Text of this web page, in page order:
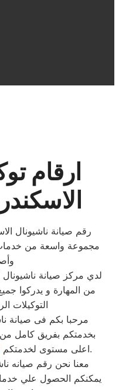
ارقام
رقم صيانة ناشيونال
مجموعة واسعة من خدمات
من المهارة و يدركوا
التوكيلات
مرحبا بكم فى صيانة
بخدمتكم بفريق كامل من
اعلى مستوى لخدمتكم.
معنا نحن رقم صيانه
يمكنكم الحصول علي خدمات